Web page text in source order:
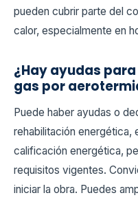
pueden cubrir parte del
calor, especialmente en
¿Hay ayudas
gas por
Puede haber ayudas o
rehabilitación energética,
calificación energética,
requisitos vigentes.
iniciar la obra. Puedes